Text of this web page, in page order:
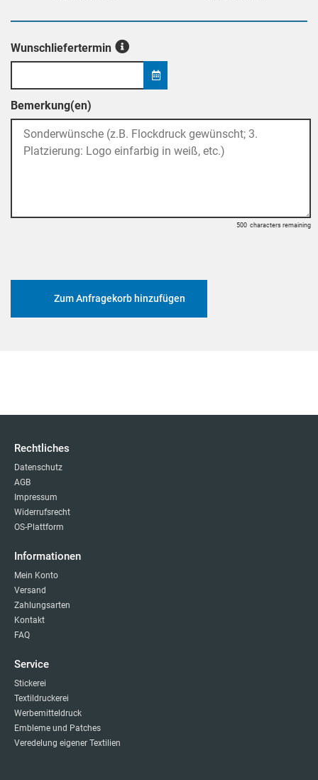
Wunschliefertermin
Bemerkung(en)
500 characters remaining
Zum Anfragekorb hinzufügen
Rechtliches
Datenschutz
AGB
Impressum
Widerrufsrecht
OS-Plattform
Informationen
Mein Konto
Versand
Zahlungsarten
Kontakt
FAQ
Service
Stickerei
Textildruckerei
Werbemitteldruck
Embleme und Patches
Veredelung eigener Textilien